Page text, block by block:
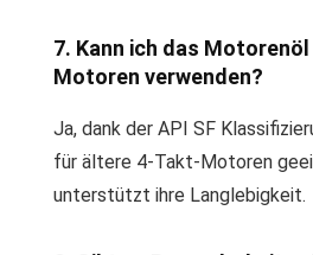
7. Kann ich das
Motoren verwenden?
Ja, dank der API SF
für ältere 4-Takt-Motoren
unterstützt ihre Langlebigkeit.